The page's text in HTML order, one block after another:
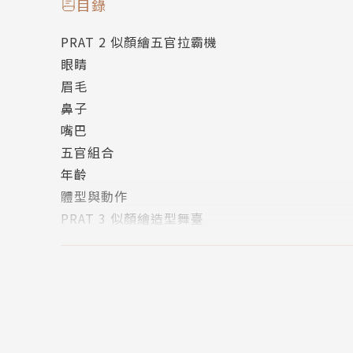
★人物年齡、體態、造型擬真表現與繪製示範。
★似顏繪主題示範與生活應用範例。
★詳解以照片練習似顏繪步驟。
★附DIY版型與互動小遊戲。
目錄
PRAT 2 似顏繪五官拉霸機
眼睛
眉毛
鼻子
嘴巴
五官組合
年齡
體型與動作
PRAT 3 似顏繪造型舞臺